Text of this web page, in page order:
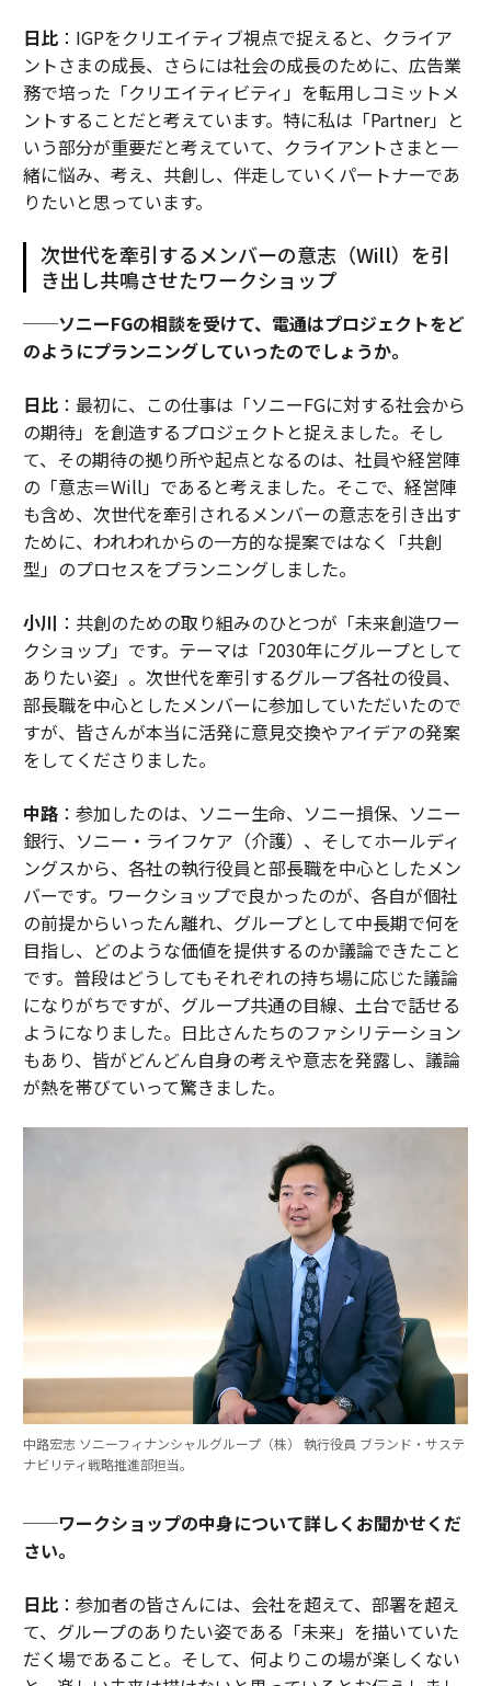
日比：IGPをクリエイティブ視点で捉えると、クライア
ントさまの成長、さらには社会の成長のために、広告業
務で培った「クリエイティビティ」を転用しコミットメ
ントすることだと考えています。特に私は「Partner」と
いう部分が重要だと考えていて、クライアントさまと一
緒に悩み、考え、共創し、伴走していくパートナーであ
りたいと思っています。
次世代を牽引するメンバーの意志（Will）を引
き出し共鳴させたワークショップ
──ソニーFGの相談を受けて、電通はプロジェクトをど
のようにプランニングしていったのでしょうか。
日比：最初に、この仕事は「ソニーFGに対する社会から
の期待」を創造するプロジェクトと捉えました。そし
て、その期待の拠り所や起点となるのは、社員や経営陣
の「意志＝Will」であると考えました。そこで、経営陣
も含め、次世代を牽引されるメンバーの意志を引き出す
ために、われわれからの一方的な提案ではなく「共創
型」のプロセスをプランニングしました。
小川 ：共創のための取り組みのひとつが「未来創造ワー
クショップ」です。テーマは「2030年にグループとして
ありたい姿」。次世代を牽引するグループ各社の役員、
部長職を中心としたメンバーに参加していただいたので
すが、皆さんが本当に活発に意見交換やアイデアの発案
をしてくださりました。
中路：参加したのは、ソニー生命、ソニー損保、ソニー
銀行、ソニー・ライフケア（介護）、そしてホールディ
ングスから、各社の執行役員と部長職を中心としたメン
バーです。ワークショップで良かったのが、各自が個社
の前提からいったん離れ、グループとして中長期で何を
目指し、どのような価値を提供するのか議論できたこと
です。普段はどうしてもそれぞれの持ち場に応じた議論
になりがちですが、グループ共通の目線、土台で話せる
ようになりました。日比さんたちのファシリテーション
もあり、皆がどんどん自身の考えや意志を発露し、議論
が熱を帯びていって驚きました。
中路宏志 ソニーフィナンシャルグループ（株） 執行役員 ブランド・サステ
ナビリティ戦略推進部担当。
──ワークショップの中身について詳しくお聞かせくだ
さい。
日比：参加者の皆さんには、会社を超えて、部署を超え
て、グループのありたい姿である「未来」を描いていた
だく場であること。そして、何よりこの場が楽しくない